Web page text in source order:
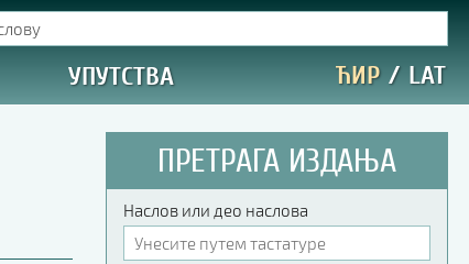
УПУТСТВА ЋИР / LAT
ПРЕТРАГА ИЗДАЊА
Наслов или део наслова